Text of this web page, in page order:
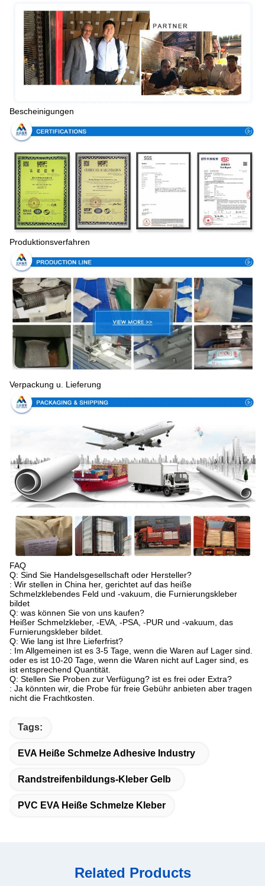
Bescheinigungen
Produktionsverfahren
Verpackung u. Lieferung
FAQ
Q: Sind Sie Handelsgesellschaft oder Hersteller?
: Wir stellen in China her, gerichtet auf das heiße
Schmelzklebendes Feld und -vakuum, die Furnierungskleber
bildet
Q: was können Sie von uns kaufen?
Heißer Schmelzkleber, -EVA, -PSA, -PUR und -vakuum, das
Furnierungskleber bildet.
Q: Wie lang ist Ihre Lieferfrist?
: Im Allgemeinen ist es 3-5 Tage, wenn die Waren auf Lager sind.
oder es ist 10-20 Tage, wenn die Waren nicht auf Lager sind, es
ist entsprechend Quantität.
Q: Stellen Sie Proben zur Verfügung? ist es frei oder Extra?
: Ja könnten wir, die Probe für freie Gebühr anbieten aber tragen
nicht die Frachtkosten.
Tags:
EVA Heiße Schmelze Adhesive Industry
Randstreifenbildungs-Kleber Gelb
PVC EVA Heiße Schmelze Kleber
Related Products